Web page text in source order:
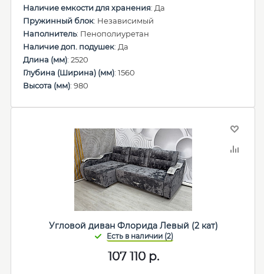
Наличие емкости для хранения: Да
Пружинный блок: Независимый
Наполнитель: Пенополиуретан
Наличие доп. подушек: Да
Длина (мм): 2520
Глубина (Ширина) (мм): 1560
Высота (мм): 980
Угловой диван Флорида Левый (2 кат)
107 110р.